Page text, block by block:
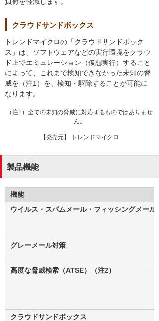
負荷を軽減します。
クラウドサンドボックス
トレンドマイクロの「クラウドサンドボック
ス」は、ソフトウェアなどの実行環境をクラウ
ド上でエミュレーション（仮想実行）すること
によって、これまで検知できなかった未知の脅
威を（注1）を、検知・駆除することが可能に
なります。
（注1）全ての未知の脅威に対応するものではありませ
ん。
【発売元】 トレンドマイクロ
製品機能
機能
ウイルス・スパムメール・フィッシングメール
グレーメール対策
高度な脅威検索（ATSE）（注2）
クラウドサンドボックス